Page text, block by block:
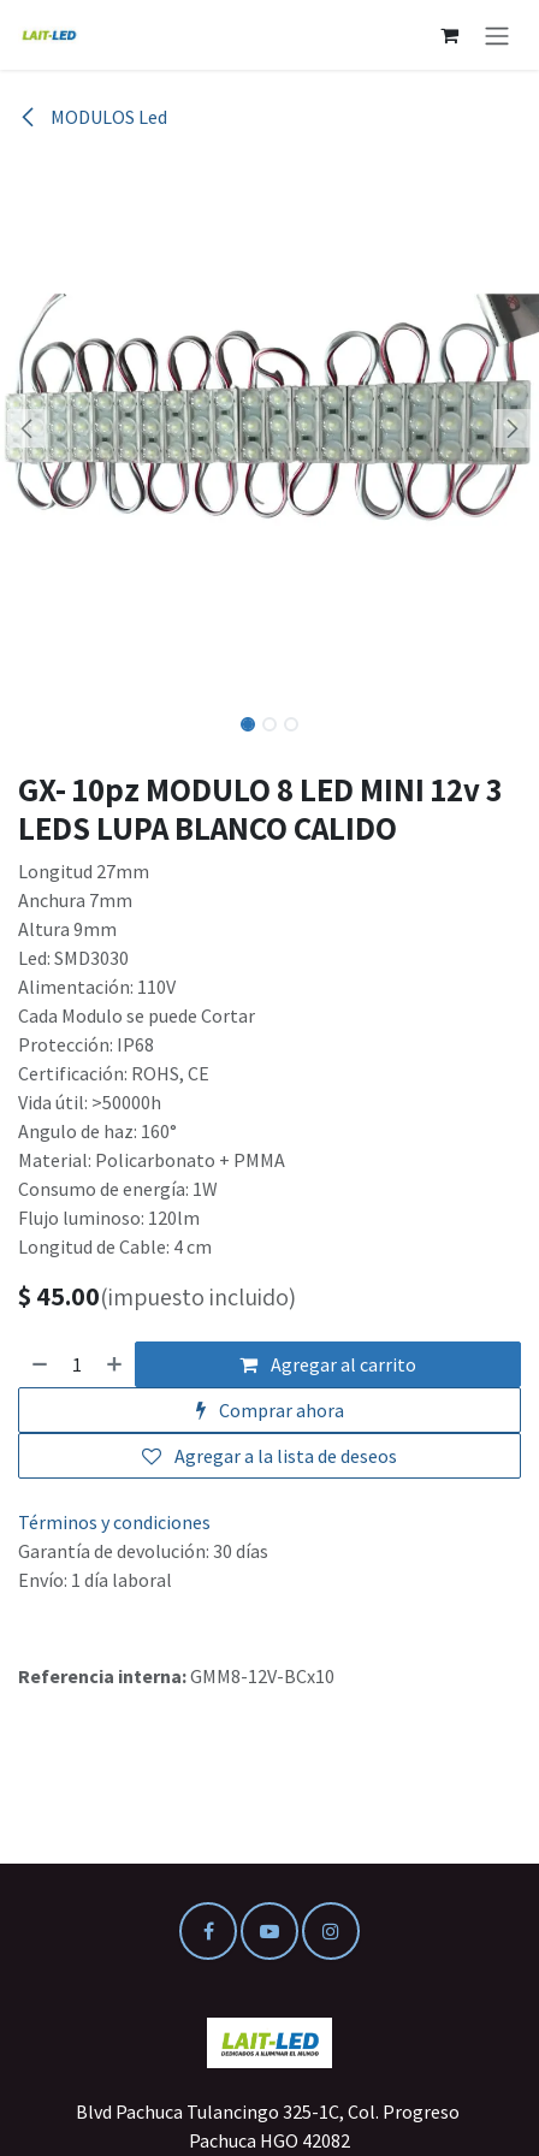
MODULOS Led
GX- 10pz MODULO 8 LED MINI 12v 3
LEDS LUPA BLANCO CALIDO
Longitud 27mm
Anchura 7mm
Altura 9mm
Led: SMD3030
Alimentación: 110V
Cada Modulo se puede Cortar
Protección: IP68
Certificación: ROHS, CE
Vida útil: >50000h
Angulo de haz: 160°
Material: Policarbonato + PMMA
Consumo de energía: 1W
Flujo luminoso: 120lm
Longitud de Cable: 4 cm
$ 45.00(impuesto incluido)
Agregar al carrito
Comprar ahora
Agregar a la lista de deseos
Términos y condiciones
Garantía de devolución: 30 días
Envío: 1 día laboral
Referencia interna:GMM8-12V-BCx10
Blvd Pachuca Tulancingo 325-1C, Col. Progreso
Pachuca HGO 42082